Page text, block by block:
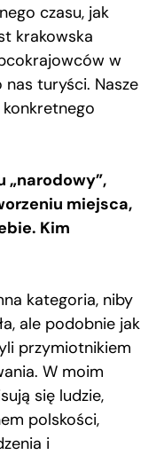
czasu, jak
krakowska
w
nas turyści. Nasze
konkretnego
miejsca,
Kim
kategoria, niby
ale podobnie jak
przymiotnikiem
W moim
się ludzie,
polskości,
i